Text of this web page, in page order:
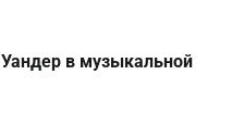
в музыкальной